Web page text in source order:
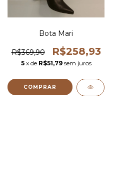
Bota Mari
R$369,90 R$258,93
5 x de R$51,79 sem juros
COMPRAR